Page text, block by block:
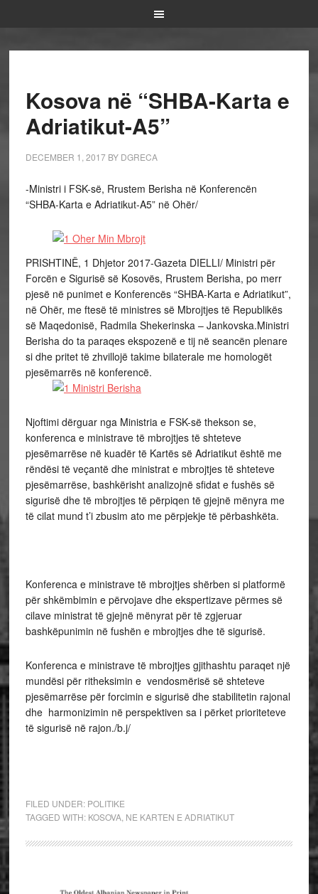
Kosova në “SHBA-Karta e
Adriatikut-A5”
DECEMBER 1, 2017BY DGRECA
-Ministri i FSK-së, Rrustem Berisha në Konferencën
“SHBA-Karta e Adriatikut-A5” në Ohër/
PRISHTINË, 1 Dhjetor 2017-Gazeta DIELLI/ Ministri për
Forcën e Sigurisë së Kosovës, Rrustem Berisha, po merr
pjesë në punimet e Konferencës “SHBA-Karta e Adriatikut”,
në Ohër, me ftesë të ministres së Mbrojtjes të Republikës
së Maqedonisë, Radmila Shekerinska – Jankovska.Ministri
Berisha do ta paraqes ekspozenë e tij në seancën plenare
si dhe pritet të zhvillojë takime bilaterale me homologët
pjesëmarrës në konferencë.
Njoftimi dërguar nga Ministria e FSK-së thekson se,
konferenca e ministrave të mbrojtjes të shteteve
pjesëmarrëse në kuadër të Kartës së Adriatikut është me
rëndësi të veçantë dhe ministrat e mbrojtjes të shteteve
pjesëmarrëse, bashkërisht analizojnë sfidat e fushës së
sigurisë dhe të mbrojtjes të përpiqen të gjejnë mënyra me
të cilat mund t’i zbusim ato me përpjekje të përbashkëta.
Konferenca e ministrave të mbrojtjes shërben si platformë
për shkëmbimin e përvojave dhe ekspertizave përmes së
cilave ministrat të gjejnë mënyrat për të zgjeruar
bashkëpunimin në fushën e mbrojtjes dhe të sigurisë.
Konferenca e ministrave të mbrojtjes gjithashtu paraqet një
mundësi për ritheksimin e vendosmërisë së shteteve
pjesëmarrëse për forcimin e sigurisë dhe stabilitetin rajonal
dhe harmonizimin në perspektiven sa i përket prioriteteve
të sigurisë në rajon./b.j/
FILED UNDER: POLITIKE
TAGGED WITH: KOSOVA, NE KARTEN E ADRIATIKUT